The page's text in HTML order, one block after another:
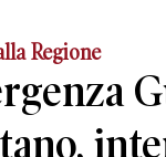
Regione